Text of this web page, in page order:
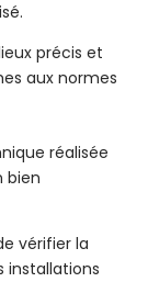
précis et
aux normes
réalisée
bien
vérifier la
installations